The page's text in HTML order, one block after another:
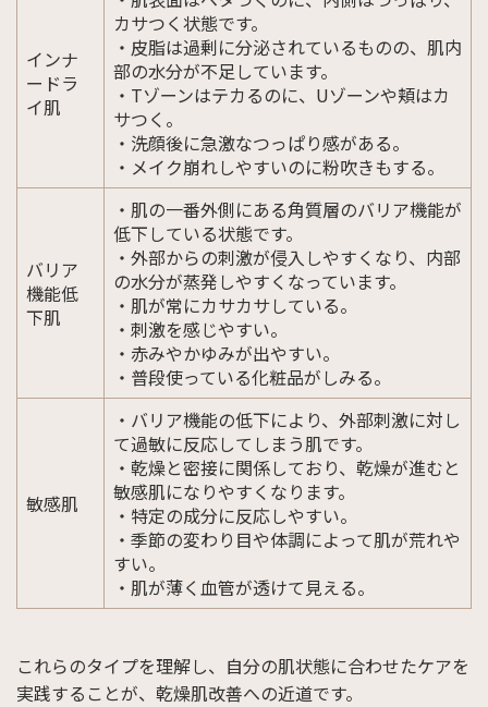
インナ
ードラ
イ肌
カサつく状態です。
・皮脂は過剰に分泌されているものの、肌内
部の水分が不足しています。
・Tゾーンはテカるのに、Uゾーンや頬はカ
サつく。
・洗顔後に急激なつっぱり感がある。
・メイク崩れしやすいのに粉吹きもする。
バリア
機能低
下肌
・肌の一番外側にある角質層のバリア機能が
低下している状態です。
・外部からの刺激が侵入しやすくなり、内部
の水分が蒸発しやすくなっています。
・肌が常にカサカサしている。
・刺激を感じやすい。
・赤みやかゆみが出やすい。
・普段使っている化粧品がしみる。
敏感肌
・バリア機能の低下により、外部刺激に対し
て過敏に反応してしまう肌です。
・乾燥と密接に関係しており、乾燥が進むと
敏感肌になりやすくなります。
・特定の成分に反応しやすい。
・季節の変わり目や体調によって肌が荒れや
すい。
・肌が薄く血管が透けて見える。
これらのタイプを理解し、自分の肌状態に合わせたケアを
実践することが、乾燥肌改善への近道です。